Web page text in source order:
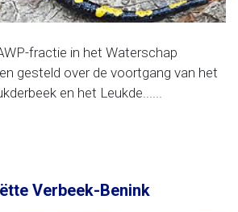
fractie in het Waterschap
gesteld over de voortgang van het
en het Leukde......
Verbeek-Benink